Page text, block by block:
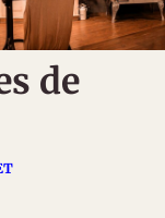
de